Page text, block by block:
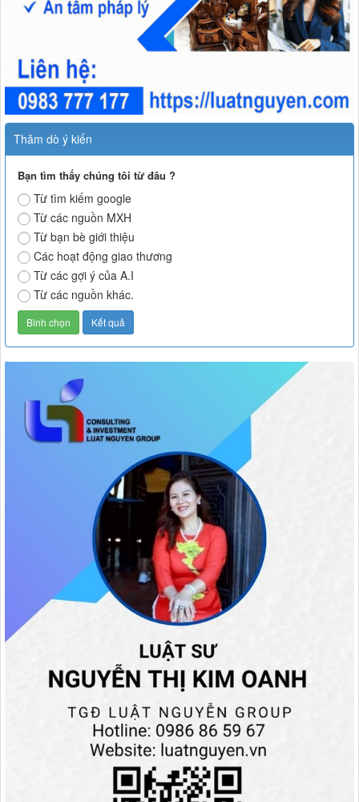
Thăm dò ý kiến
Bạn tìm thấy chúng tôi từ đâu ?
Từ tìm kiếm google
Từ các nguồn MXH
Từ bạn bè giới thiệu
Các hoạt động giao thương
Từ các gợi ý của A.I
Từ các nguồn khác.